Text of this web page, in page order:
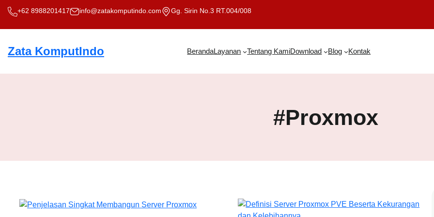
Skip
content
+62 8988201417 info@zatakomputindo.com Gg. Sirin No.3 RT.004/008
Zata KomputIndo BerandaLayanan Tentang KamiDownload Blog Kontak
#Proxmox